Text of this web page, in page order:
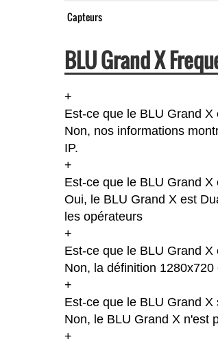
Capteurs
BLU Grand X
+
Est-ce que le BLU Grand X
Non, nos informations
IP.
+
Est-ce que le BLU Grand X
Oui, le BLU Grand X est
les opérateurs
+
Est-ce que le BLU Grand X
Non, la définition
+
Est-ce que le BLU Grand
Non, le BLU Grand X n'est
+